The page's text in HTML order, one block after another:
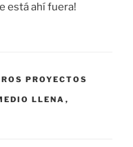
está ahí fuera!
PROYECTOS
LLENA ,